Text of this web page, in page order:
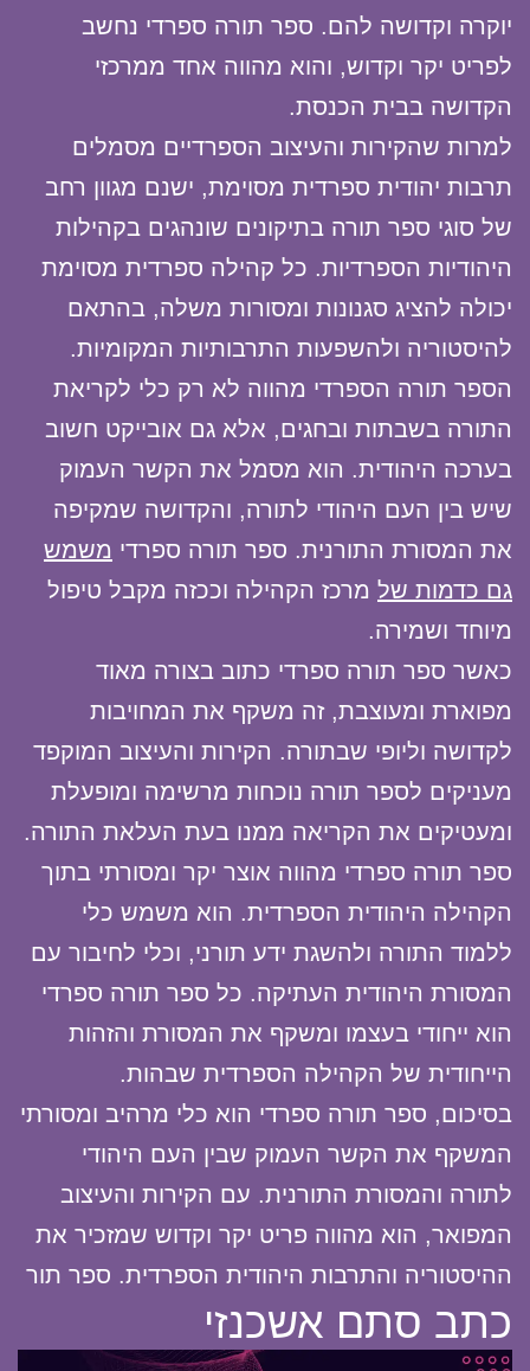
יוקרה וקדושה להם. ספר תורה ספרדי נחשב
לפריט יקר וקדוש, והוא מהווה אחד ממרכזי
הקדושה בבית הכנסת.
למרות שהקירות והעיצוב הספרדיים מסמלים
תרבות יהודית ספרדית מסוימת, ישנם מגוון רחב
של סוגי ספר תורה בתיקונים שונהגים בקהילות
היהודיות הספרדיות. כל קהילה ספרדית מסוימת
יכולה להציג סגנונות ומסורות משלה, בהתאם
להיסטוריה ולהשפעות התרבותיות המקומיות.
הספר תורה הספרדי מהווה לא רק כלי לקריאת
התורה בשבתות ובחגים, אלא גם אובייקט חשוב
בערכה היהודית. הוא מסמל את הקשר העמוק
שיש בין העם היהודי לתורה, והקדושה שמקיפה
את המסורת התורנית. ספר תורה ספרדי משמש
גם כדמות של מרכז הקהילה וככזה מקבל טיפול
מיוחד ושמירה.
כאשר ספר תורה ספרדי כתוב בצורה מאוד
מפוארת ומעוצבת, זה משקף את המחויבות
לקדושה וליופי שבתורה. הקירות והעיצוב המוקפד
מעניקים לספר תורה נוכחות מרשימה ומופעלת
ומעטיקים את הקריאה ממנו בעת העלאת התורה.
ספר תורה ספרדי מהווה אוצר יקר ומסורתי בתוך
הקהילה היהודית הספרדית. הוא משמש כלי
ללמוד התורה ולהשגת ידע תורני, וכלי לחיבור עם
המסורת היהודית העתיקה. כל ספר תורה ספרדי
הוא ייחודי בעצמו ומשקף את המסורת והזהות
הייחודית של הקהילה הספרדית שבהות.
בסיכום, ספר תורה ספרדי הוא כלי מרהיב ומסורתי
המשקף את הקשר העמוק שבין העם היהודי
לתורה והמסורת התורנית. עם הקירות והעיצוב
המפואר, הוא מהווה פריט יקר וקדוש שמזכיר את
ההיסטוריה והתרבות היהודית הספרדית. ספר תור
כתב סתם אשכנזי